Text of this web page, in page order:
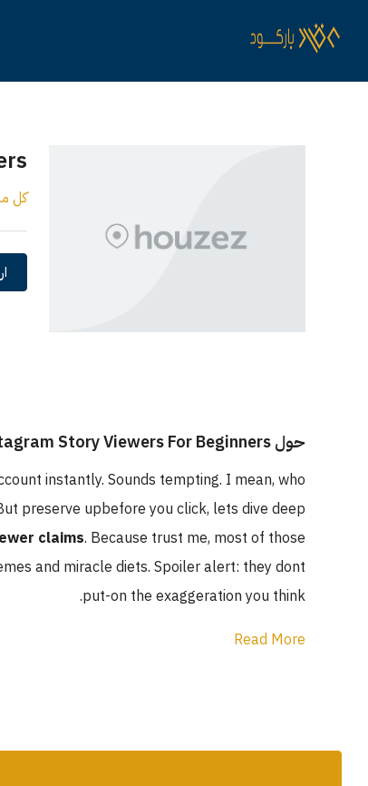
كل
حول Full Guide To Instagram Story Viewers For Beginners
instantly. Sounds tempting. I mean, who
preserve upbefore you click, lets dive deep
claims. Because trust me, most of those
and miracle diets. Spoiler alert: they dont
put-on the exaggeration you think.
Read More